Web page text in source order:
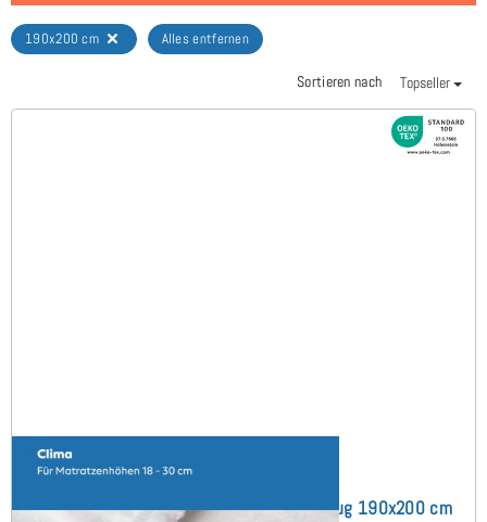
190x200 cm Alles entfernen
Sortieren nach Topseller
Bella Donna Clima (bis 30cm) Schonbezug 190x200 cm